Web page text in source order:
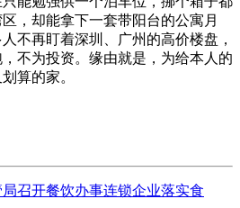
，却能拿下一套带阳台的公寓月
不再盯着深圳、广州的高价楼盘，
不为投资。缘由就是，为给本人的
算的家。
召开餐饮办事连锁企业落实食